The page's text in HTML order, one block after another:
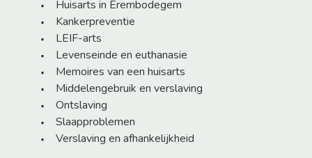
Huisarts in Erembodegem
Kankerpreventie
LEIF-arts
Levenseinde en euthanasie
Memoires van een huisarts
Middelengebruik en verslaving
Ontslaving
Slaapproblemen
Verslaving en afhankelijkheid